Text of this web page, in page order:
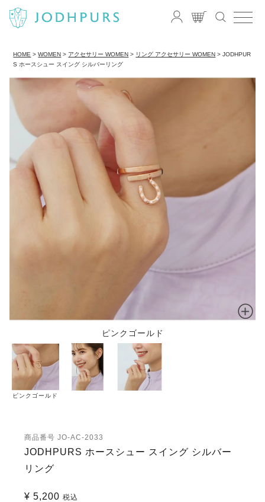
HOME WOMEN アクセサリー WOMEN リング アクセサリー WOMEN
JODHPUR
S ホースシュー スイング シルバーリング
ピンクゴールド
ピンクゴールド
商品番号 JO-AC-2033
JODHPURS ホースシュー スイング シルバー
リング
¥ 5,200 税込